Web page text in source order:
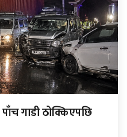
पाँच गाडी ठोक्किएपछि